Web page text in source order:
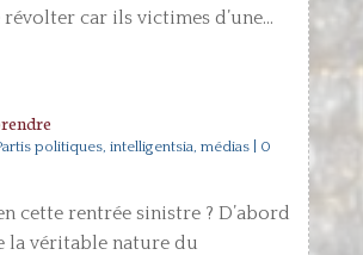
car ils victimes d’une...
politiques, intelligentsia, médias| 0
cette rentrée sinistre ? D’abord
la véritable nature du